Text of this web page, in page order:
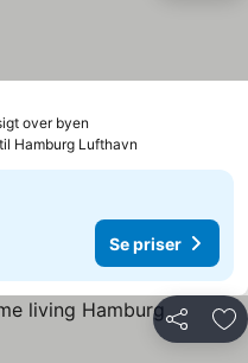
over byen
Hamburg Lufthavn
Se priser
Del